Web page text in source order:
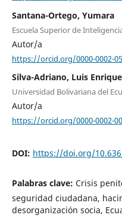
Santana-Ortego, Yumara
Escuela Superior de
Autor/a
https://orcid.org/0000-0002-
Silva-Adriano, Luis Enrique
Universidad Bolivariana del
Autor/a
https://orcid.org/0000-0002-
DOI: https://doi.org/
Palabras clave: Crisis
seguridad ciudadana,
desorganización socia,